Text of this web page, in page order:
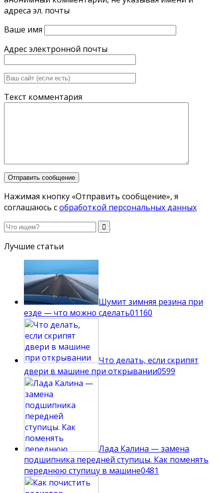
адреса эл. почты
Ваше имя
Адрес электронной почты
Текст комментария
Нажимая кнопку «Отправить сообщение», я
соглашаюсь собработкой персональных данных
Лучшие статьи
Шумит зимняя резина при
езде — что можно сделать01160
Что делать, если скрипят
двери в машине при открывании0599
Лада Калина — замена
подшипника передней ступицы. Как поменять
переднюю ступицу в машине0481